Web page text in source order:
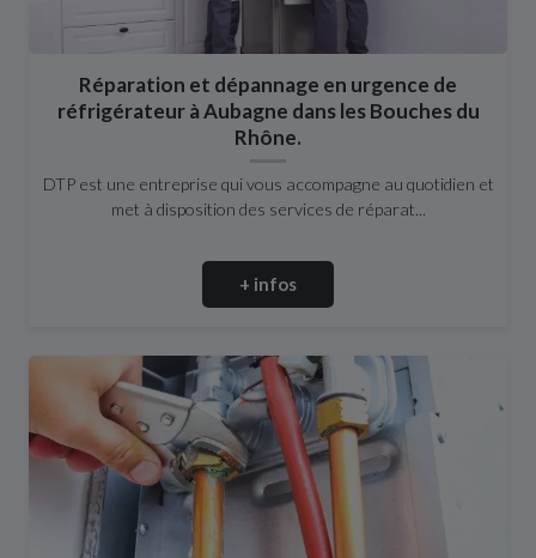
Réparation et dépannage en urgence de
réfrigérateur à Aubagne dans les Bouches du
Rhône.
DTP est une entreprise qui vous accompagne au quotidien et
met à disposition des services de réparat...
+ infos